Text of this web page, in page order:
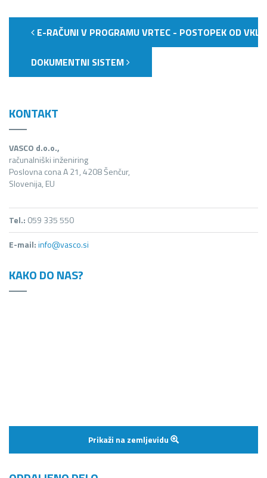
E-RAČUNI V PROGRAMU VRTEC - POSTOPEK OD
DOKUMENTNI SISTEM
KONTAKT
VASCO d.o.o.,
računalniški inženiring
Poslovna cona A 21, 4208 Šenčur,
Slovenija, EU
Tel.: 059 335 550
E-mail:info@vasco.si
KAKO DO NAS?
Prikaži na zemljevidu